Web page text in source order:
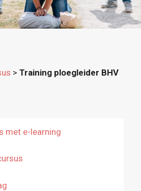
> Training ploegleider BHV
met e-learning